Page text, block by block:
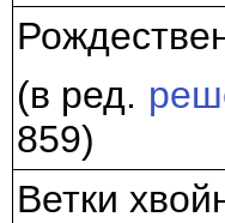
(в ред.
859)
Ветки